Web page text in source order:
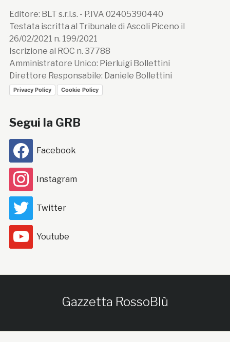
Editore: BLT s.r.l.s. - P.IVA 02405390440
Testata iscritta al Tribunale di Ascoli Piceno il
26/02/2021 n. 199/2021
Iscrizione al ROC n. 37788
Amministratore Unico: Pierluigi Bollettini
Direttore Responsabile: Daniele Bollettini
Privacy Policy Cookie Policy
Segui la GRB
Facebook
Instagram
Twitter
Youtube
Gazzetta RossoBlù